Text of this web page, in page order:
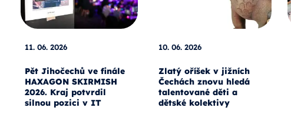
11. 06. 2026
Pět Jihočechů ve finále
HAXAGON SKIRMISH
2026. Kraj potvrdil
silnou pozici v IT
10. 06. 2026
Zlatý oříšek v jižních
Čechách znovu hledá
talentované děti a
dětské kolektivy